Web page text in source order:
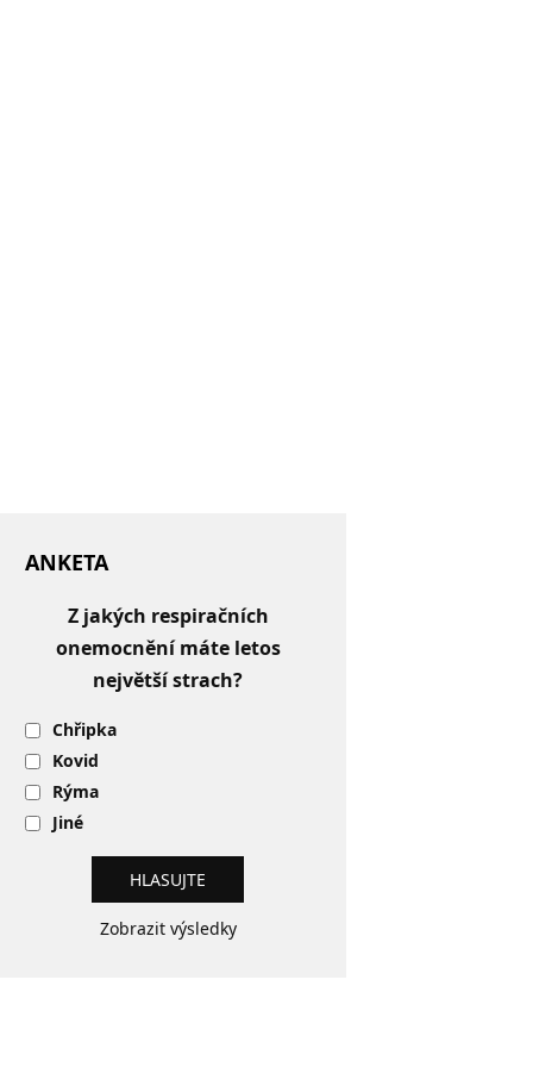
ANKETA
Z jakých respiračních
onemocnění máte letos
největší strach?
Chřipka
Kovid
Rýma
Jiné
Zobrazit výsledky